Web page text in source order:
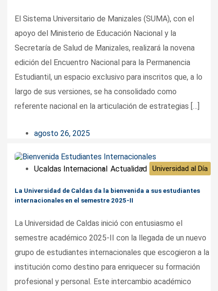
El Sistema Universitario de Manizales (SUMA), con el
apoyo del Ministerio de Educación Nacional y la
Secretaría de Salud de Manizales, realizará la novena
edición del Encuentro Nacional para la Permanencia
Estudiantil, un espacio exclusivo para inscritos que, a lo
largo de sus versiones, se ha consolidado como
referente nacional en la articulación de estrategias […]
agosto 26, 2025
Ucaldas Internacional Actualidad Universidad al Día
La Universidad de Caldas da la bienvenida a sus estudiantes
internacionales en el semestre 2025-II
La Universidad de Caldas inició con entusiasmo el
semestre académico 2025-II con la llegada de un nuevo
grupo de estudiantes internacionales que escogieron a la
institución como destino para enriquecer su formación
profesional y personal. Este intercambio académico